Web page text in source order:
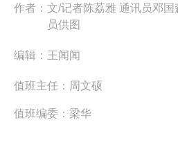
作者： 文/记者陈荔雅 通讯员邓
员供图
编辑： 王闻闻
值班主任： 周文硕
值班编委： 梁华